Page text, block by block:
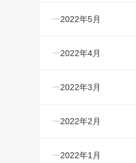
2022年5月
2022年4月
2022年3月
2022年2月
2022年1月